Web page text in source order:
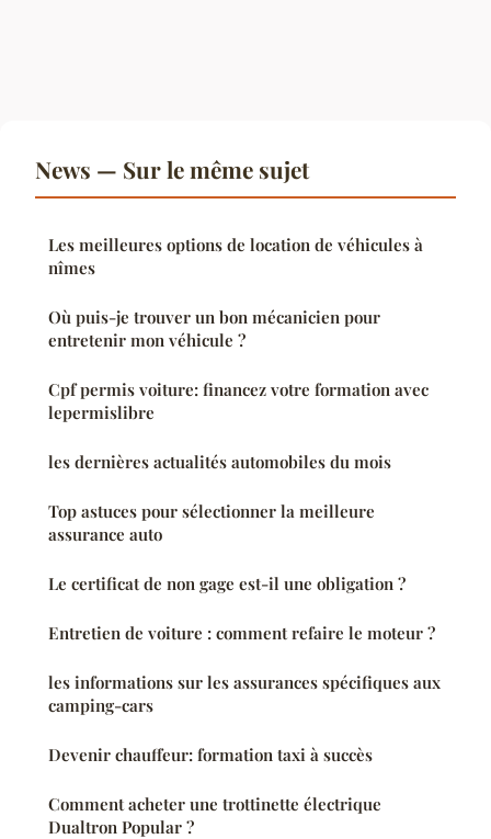
News — Sur le même sujet
Les meilleures options de location de véhicules à
nîmes
Où puis-je trouver un bon mécanicien pour
entretenir mon véhicule ?
Cpf permis voiture: financez votre formation avec
lepermislibre
les dernières actualités automobiles du mois
Top astuces pour sélectionner la meilleure
assurance auto
Le certificat de non gage est-il une obligation ?
Entretien de voiture : comment refaire le moteur ?
les informations sur les assurances spécifiques aux
camping-cars
Devenir chauffeur: formation taxi à succès
Comment acheter une trottinette électrique
Dualtron Popular ?